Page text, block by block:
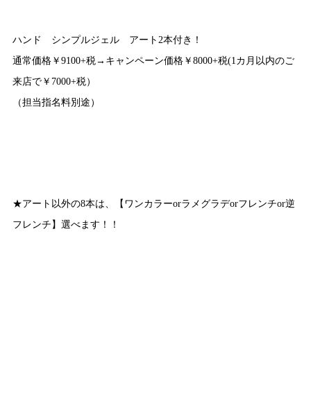
ハンド シンプルジェル アート2本付き！
通常価格￥9100+税→キャンペーン価格￥8000+税(1カ月以内のご
来店で￥7000+税）
（担当指名料別途）
★アート以外の8本は、【ワンカラーorラメグラデorフレンチor逆
フレンチ】選べます！！